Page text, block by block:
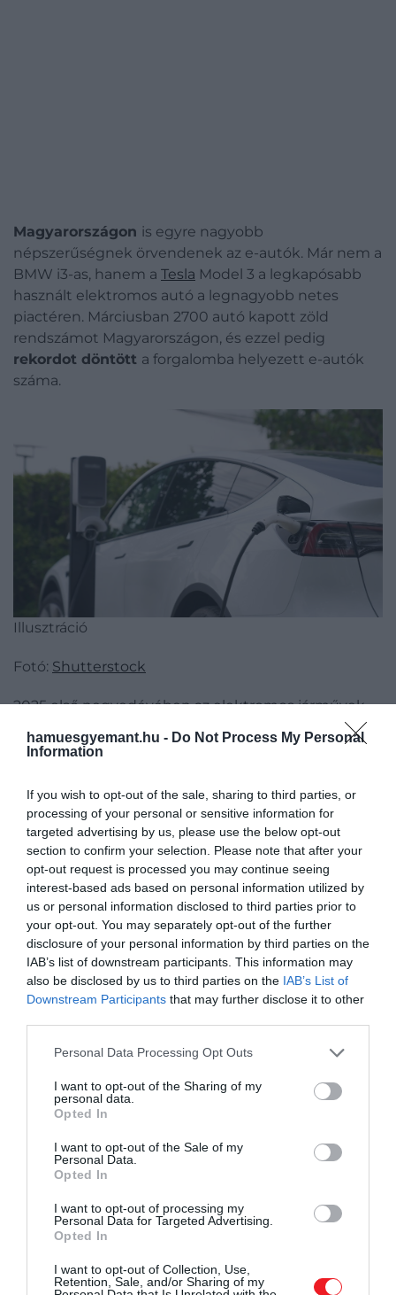
hamuesgyemant.hu - Do Not Process My Personal
Information
If you wish to opt-out of the sale, sharing to third parties, or
processing of your personal or sensitive information for
targeted advertising by us, please use the below opt-out
section to confirm your selection. Please note that after your
opt-out request is processed you may continue seeing
interest-based ads based on personal information utilized by
us or personal information disclosed to third parties prior to
your opt-out. You may separately opt-out of the further
disclosure of your personal information by third parties on the
IAB’s list of downstream participants. This information may
also be disclosed by us to third parties on the IAB’s List of
Downstream Participants that may further disclose it to other
Please note that this website/app uses one or more Google
not limited to your visit or usage behaviour. You may click to
grant or deny consent to Google and its third-party tags to
use your data for below specified purposes in below Google
consent section.
Personal Data Processing Opt Outs
I want to opt-out of the Sharing of my
personal data.
Opted In
I want to opt-out of the Sale of my
Personal Data.
Opted In
I want to opt-out of processing my
Personal Data for Targeted Advertising.
Opted In
I want to opt-out of Collection, Use,
Retention, Sale, and/or Sharing of my
Magyarországon is egyre nagyobb
népszerűségnek örvendenek az e-autók. Már nem a
BMW i3-as, hanem a Tesla Model 3 a legkapósabb
használt elektromos autó a legnagyobb netes
piactéren. Márciusban 2700 autó kapott zöld
rendszámot Magyarországon, és ezzel pedig
rekordot döntött a forgalomba helyezett e-autók
száma.
Illusztráció
Fotó: Shutterstock
2025 első negyedévében az elektromos járművek
átlagára 10,8 millió forintra csökkent, ami több mint
900 ezer forintos visszaesést jelent az egy évvel
Használtautó.hufriss adataiból.
Jelentősen növekedett a kínálat és a kereslet is:
2024 első negyedévéhez képest a hirdetések
száma 29 százalékkal, a telefonos és online
érdeklődéseké pedig 45 százalékkal emelkedett –
írjaa Haszon.
​De melyek a legnépszerűbb e-autók? Íme
a lista:
BMW i3 - 10,0 millió Ft (átlagár)
Tesla Model Y - 15,4 millió Ft
Hyundai Kona - 8,4 millió Ft
Dacia Spring - 4,6 millió Ft
Volkswagen iD3 - 8,7 millió Ft
Kia Niro - 9,3 millió Ft
Hyundai Ioniq - 6,2 millió Ft
Ezt is olvasd el!5 perc alatt 400 km-t pumpál az